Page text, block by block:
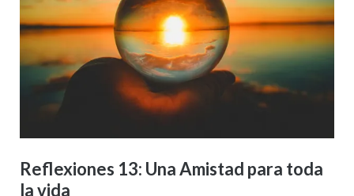
Reflexiones 13: Una Amistad para toda
la vida